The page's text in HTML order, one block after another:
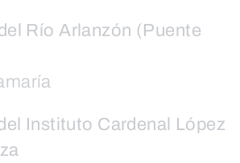
Río Arlanzón (Puente
Instituto Cardenal López